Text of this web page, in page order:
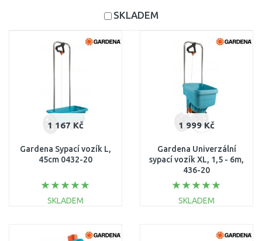
SKLADEM
1 167 Kč
Gardena Sypací vozík L,
45cm 0432-20
SKLADEM
1 999 Kč
Gardena Univerzální
sypací vozík XL, 1,5 - 6m,
436-20
SKLADEM